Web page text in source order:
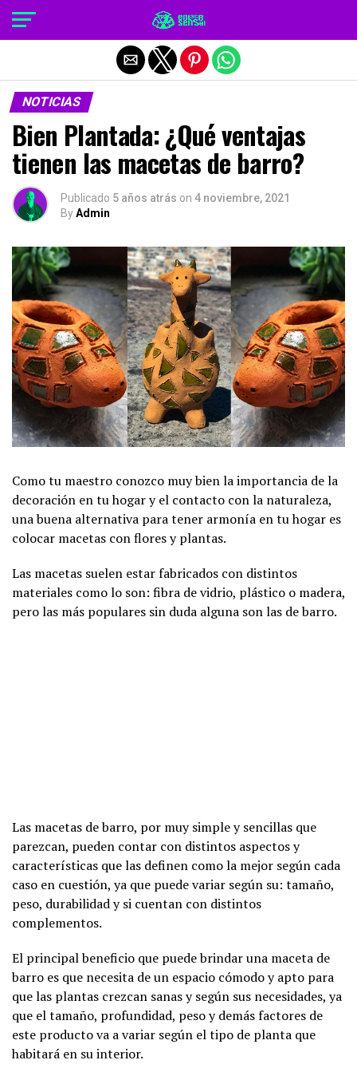
NOTICIAS
Bien Plantada: ¿Qué ventajas
tienen las macetas de barro?
Publicado 5 años atrás on 4 noviembre, 2021
ByAdmin
Como tu maestro conozco muy bien la importancia de la
decoración en tu hogar y el contacto con la naturaleza,
una buena alternativa para tener armonía en tu hogar es
colocar macetas con flores y plantas.
Las macetas suelen estar fabricados con distintos
materiales como lo son: fibra de vidrio, plástico o madera,
pero las más populares sin duda alguna son las de barro.
Las macetas de barro, por muy simple y sencillas que
parezcan, pueden contar con distintos aspectos y
características que las definen como la mejor según cada
caso en cuestión, ya que puede variar según su: tamaño,
peso, durabilidad y si cuentan con distintos
complementos.
El principal beneficio que puede brindar una maceta de
barro es que necesita de un espacio cómodo y apto para
que las plantas crezcan sanas y según sus necesidades, ya
que el tamaño, profundidad, peso y demás factores de
este producto va a variar según el tipo de planta que
habitará en su interior.
Salir de la versión móvil